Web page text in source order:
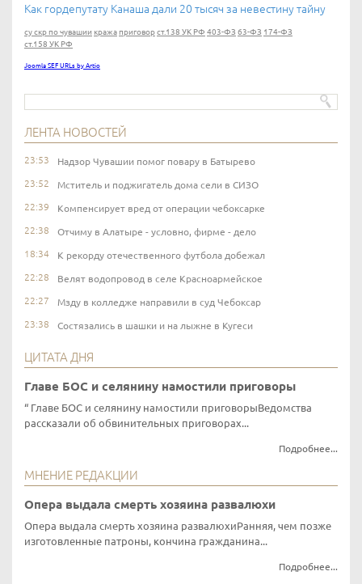
Как гордепутату Канаша дали 20 тысяч за невестину тайну
су скр по чувашии кражаприговорст.138 УК РФ 403-ФЗ 63-ФЗ 174-ФЗ
ст.158 УК РФ
Joomla SEF URLs by Artio
ЛЕНТА НОВОСТЕЙ
23:53 Надзор Чувашии помог повару в Батырево
23:52 Мститель и поджигатель дома сели в СИЗО
22:39 Компенсирует вред от операции чебоксарке
22:38 Отчиму в Алатыре - условно, фирме - дело
18:34 К рекорду отечественного футбола добежал
22:28 Велят водопровод в селе Красноармейское
22:27 Мзду в колледже направили в суд Чебоксар
23:38 Состязались в шашки и на лыжне в Кугеси
ЦИТАТА ДНЯ
Главе БОС и селянину намостили приговоры
Главе БОС и селянину намостили приговорыВедомства
рассказали об обвинительных приговорах...
Подробнее...
МНЕНИЕ РЕДАКЦИИ
Опера выдала смерть хозяина развалюхи
Опера выдала смерть хозяина развалюхиРанняя, чем позже
изготовленные патроны, кончина гражданина...
Подробнее...